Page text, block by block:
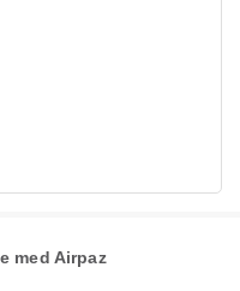
med Airpaz